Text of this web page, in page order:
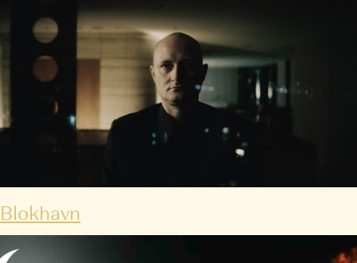
Blokhavn